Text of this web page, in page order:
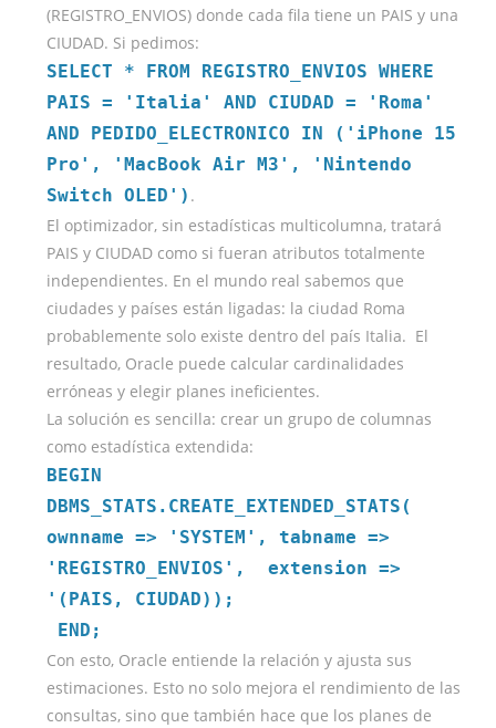
(REGISTRO_ENVIOS) donde cada fila tiene un PAIS y una
CIUDAD. Si pedimos:
SELECT * FROM REGISTRO_ENVIOS WHERE
PAIS = 'Italia' AND CIUDAD = 'Roma'
AND PEDIDO_ELECTRONICO IN ('iPhone 15
Pro', 'MacBook Air M3', 'Nintendo
Switch OLED') .
El optimizador, sin estadísticas multicolumna, tratará
PAIS y CIUDAD como si fueran atributos totalmente
independientes. En el mundo real sabemos que
ciudades y países están ligadas: la ciudad Roma
probablemente solo existe dentro del país Italia. El
resultado, Oracle puede calcular cardinalidades
erróneas y elegir planes ineficientes.
La solución es sencilla: crear un grupo de columnas
como estadística extendida:
BEGIN
DBMS_STATS.CREATE_EXTENDED_STATS(
ownname => 'SYSTEM', tabname =>
'REGISTRO_ENVIOS', extension =>
'(PAIS, CIUDAD));
END;
Con esto, Oracle entiende la relación y ajusta sus
estimaciones. Esto no solo mejora el rendimiento de las
consultas, sino que también hace que los planes de